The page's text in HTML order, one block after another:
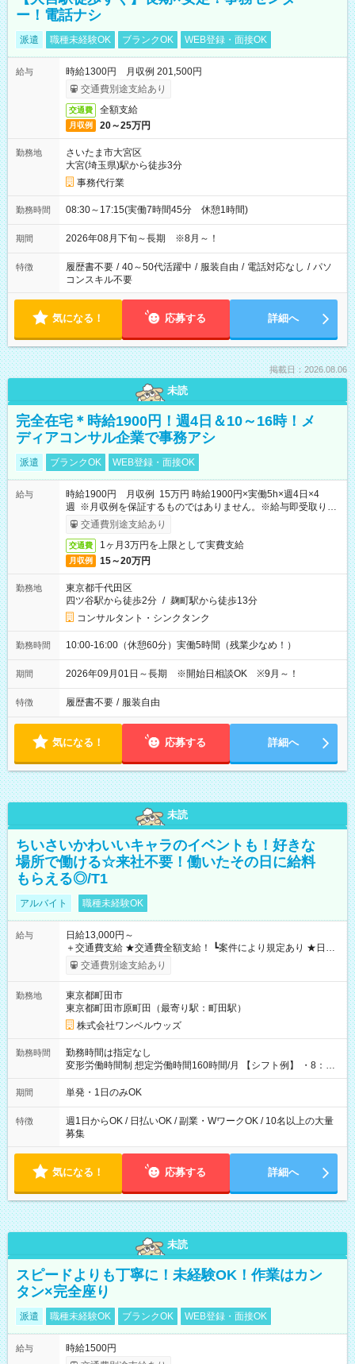
ー！電話ナシ
派遣 職種未経験OK ブランクOK WEB登録・面接OK
給与
時給1300円 月収例 201,500円
交通費別途支給あり
交通費 全額支給
月収例 20～25万円
勤務地
さいたま市大宮区
大宮(埼玉県)駅から徒歩3分
事務代行業
勤務時間 08:30～17:15(実働7時間45分 休憩1時間)
期間 2026年08月下旬～長期 ※8月～！
特徴 履歴書不要 / 40～50代活躍中 / 服装自由 / 電話対応なし / パソ
コンスキル不要
気になる！ 応募する 詳細へ
掲載日：2026.08.06
未読
完全在宅＊時給1900円！週4日＆10～16時！メ
ディアコンサル企業で事務アシ
派遣 ブランクOK WEB登録・面接OK
給与
時給1900円 月収例 15万円 時給1900円×実働5h×週4日×4
週 ※月収例を保証するものではありません。※給与即受取りサ
ービス利用可（利用条件有）
交通費別途支給あり
交通費 1ヶ月3万円を上限として実費支給
月収例 15～20万円
勤務地
東京都千代田区
四ツ谷駅から徒歩2分 / 麹町駅から徒歩13分
コンサルタント・シンクタンク
勤務時間 10:00-16:00（休憩60分）実働5時間（残業少なめ！）
期間 2026年09月01日～長期 ※開始日相談OK ※9月～！
特徴 履歴書不要 / 服装自由
気になる！ 応募する 詳細へ
未読
ちいさいかわいいキャラのイベントも！好きな
場所で働ける☆来社不要！働いたその日に給料
もらえる◎/T1
アルバイト 職種未経験OK
給与
日給13,000円～
＋交通費支給 ★交通費全額支給！ ┗案件により規定あり ★日払
いOK！（規定あり） ┗働いたその日に現金GET♪ お仕事後はコ
ンビニATMから 日払い分を引き落とせます！ 【試用期間】試
交通費別途支給あり
勤務地
東京都町田市
東京都町田市原町田（最寄り駅：町田駅）
株式会社ワンベルウッズ
勤務時間
勤務時間は指定なし
変形労働時間制 想定労働時間160時間/月 【シフト例】 ・8：00
～21：00
期間 単発・1日のみOK
特徴
週1日からOK / 日払いOK / 副業・WワークOK / 10名以上の大量
募集
気になる！ 応募する 詳細へ
未読
スピードよりも丁寧に！未経験OK！作業はカン
タン×完全座り
派遣 職種未経験OK ブランクOK WEB登録・面接OK
給与
時給1500円